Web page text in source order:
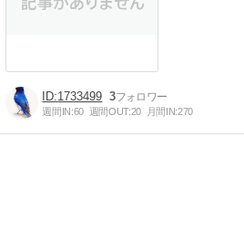
1733499 3
週間IN:60 週間OUT:20 月間IN:270